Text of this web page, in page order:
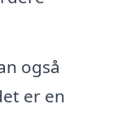
også
er en